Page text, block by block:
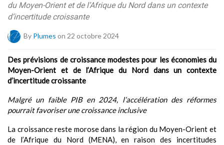
du Moyen-Orient et de l’Afrique du Nord dans un contexte
d’incertitude croissante
By Plumes on 22 octobre 2024
Des prévisions de croissance modestes pour les économies du
Moyen-Orient et de l’Afrique du Nord dans un contexte
d’incertitude croissante
Malgré un faible PIB en 2024, l’accélération des réformes
pourrait favoriser une croissance inclusive
La croissance reste morose dans la région du Moyen-Orient et
de l’Afrique du Nord (MENA), en raison des incertitudes